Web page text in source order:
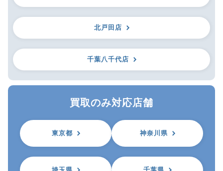
北戸田店
千葉八千代店
買取のみ対応店舗
東京都 神奈川県